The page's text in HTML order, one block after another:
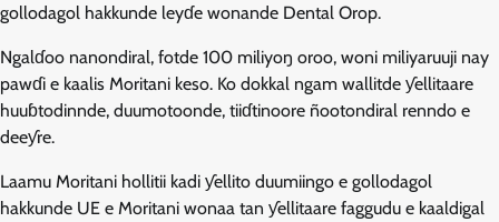
gollodagol hakkunde leyɗe wonande Dental Orop.
Ngalɗoo nanondiral, fotde 100 miliyoŋ oroo, woni miliyaruuji nay
pawɗi e kaalis Moritani keso. Ko dokkal ngam wallitde ƴellitaare
huuɓtodinnde, duumotoonde, tiiɗtinoore ñootondiral renndo e
deeƴre.
Laamu Moritani hollitii kadi ƴellito duumiingo e gollodagol
hakkunde UE e Moritani wonaa tan ƴellitaare faggudu e kaaldigal